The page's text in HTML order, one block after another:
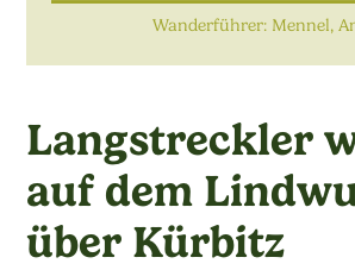
Langstreckler
auf dem
über Kürbitz
Wanderführer: Mennel,